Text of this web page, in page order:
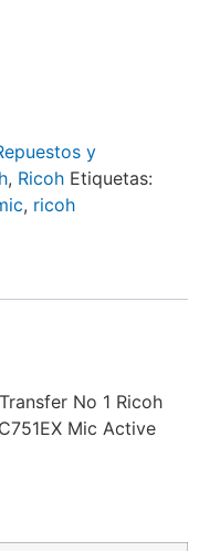
y
, Ricoh Etiquetas:
, ricoh
No 1 Ricoh
Mic Active